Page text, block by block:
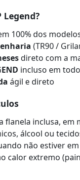
Legend?
100% dos
(TR90 /
direto com a
incluso em
ágil e direto
flanela inclusa, em
álcool ou
não estiver
calor extremo